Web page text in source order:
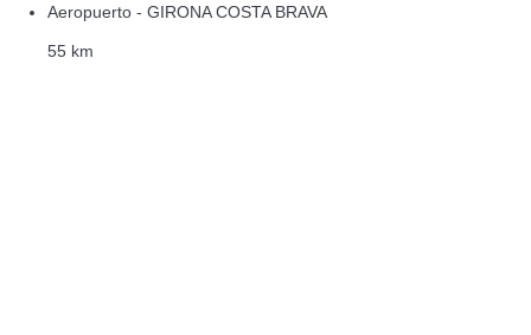
Aeropuerto - GIRONA COSTA BRAVA
55 km